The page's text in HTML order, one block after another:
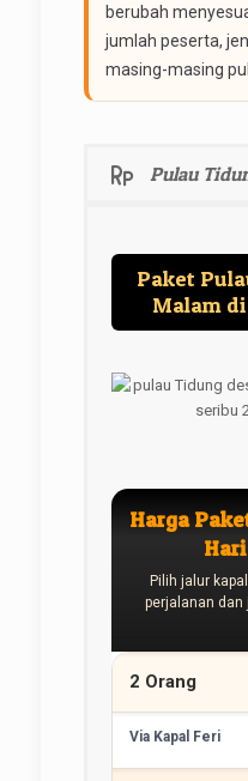
berubah
jumlah peserta,
masing-masing
Pulau
Paket
Malam
Harga
Pilih jalur
perjalanan
2 Orang